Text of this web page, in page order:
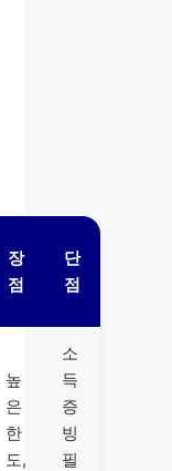
장
점
단
점
높
은
한
도,
소
득
증
빙
필